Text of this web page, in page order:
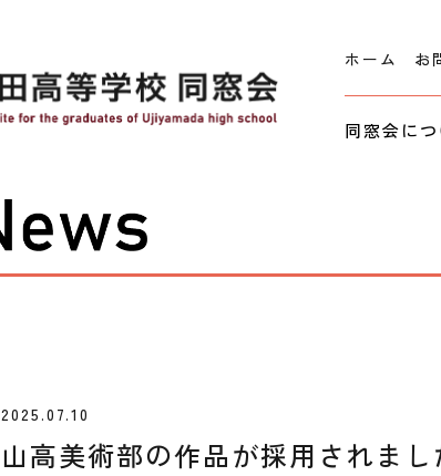
ホーム お
同窓会に
2025.07.10
山高美術部の作品が採用されまし